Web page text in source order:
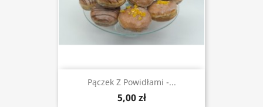
Pączek Z Powidłami -...
5,00 zł